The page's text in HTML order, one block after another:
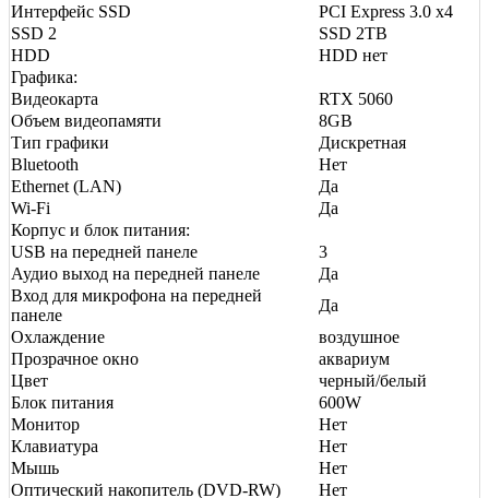
Интерфейс SSD
PCI Express 3.0 x4
SSD 2
SSD 2TB
HDD
HDD нет
Графика:
Видеокарта
RTX 5060
Объем видеопамяти
8GB
Тип графики
Дискретная
Bluetooth
Нет
Ethernet (LAN)
Да
Wi-Fi
Да
Корпус и блок питания:
USB на передней панеле
3
Аудио выход на передней панеле
Да
Вход для микрофона на передней
панеле
Да
Охлаждение
воздушное
Прозрачное окно
аквариум
Цвет
черный/белый
Блок питания
600W
Монитор
Нет
Клавиатура
Нет
Мышь
Нет
Оптический накопитель (DVD-RW)
Нет